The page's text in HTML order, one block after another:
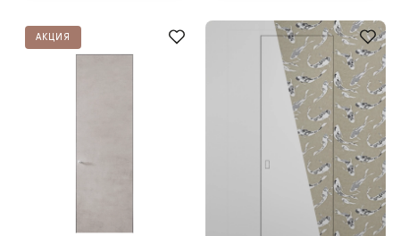
АКЦИЯ